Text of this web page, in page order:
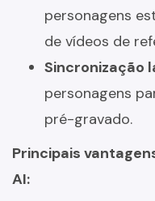
personagens
de vídeos de
Sincronização
personagens
pré-gravado.
Principais
AI: